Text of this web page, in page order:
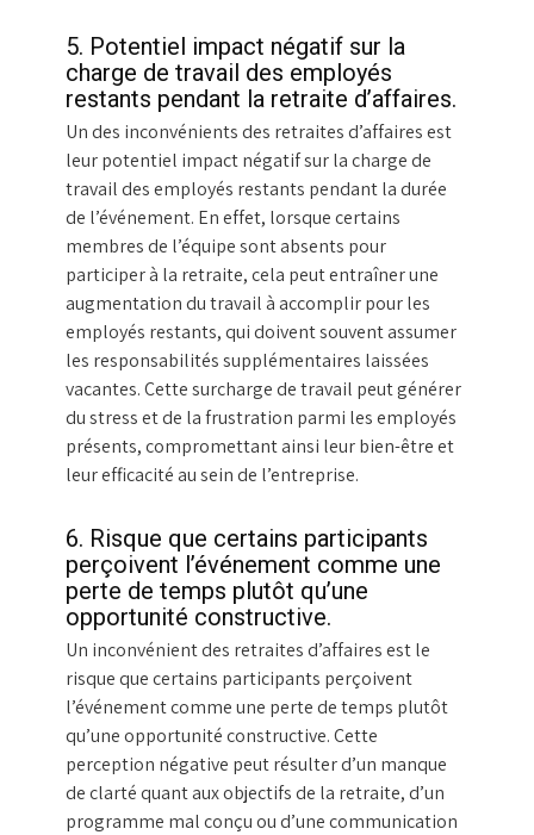
5. Potentiel impact négatif sur la
charge de travail des employés
restants pendant la retraite d’affaires.
Un des inconvénients des retraites d’affaires est
leur potentiel impact négatif sur la charge de
travail des employés restants pendant la durée
de l’événement. En effet, lorsque certains
membres de l’équipe sont absents pour
participer à la retraite, cela peut entraîner une
augmentation du travail à accomplir pour les
employés restants, qui doivent souvent assumer
les responsabilités supplémentaires laissées
vacantes. Cette surcharge de travail peut générer
du stress et de la frustration parmi les employés
présents, compromettant ainsi leur bien-être et
leur efficacité au sein de l’entreprise.
6. Risque que certains participants
perçoivent l’événement comme une
perte de temps plutôt qu’une
opportunité constructive.
Un inconvénient des retraites d’affaires est le
risque que certains participants perçoivent
l’événement comme une perte de temps plutôt
qu’une opportunité constructive. Cette
perception négative peut résulter d’un manque
de clarté quant aux objectifs de la retraite, d’un
programme mal conçu ou d’une communication